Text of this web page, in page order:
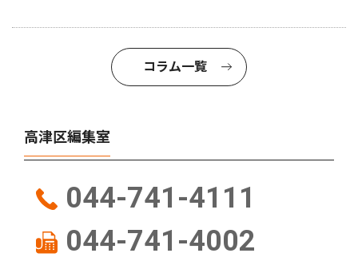
コラム一覧
高津区編集室
044-741-4111
044-741-4002